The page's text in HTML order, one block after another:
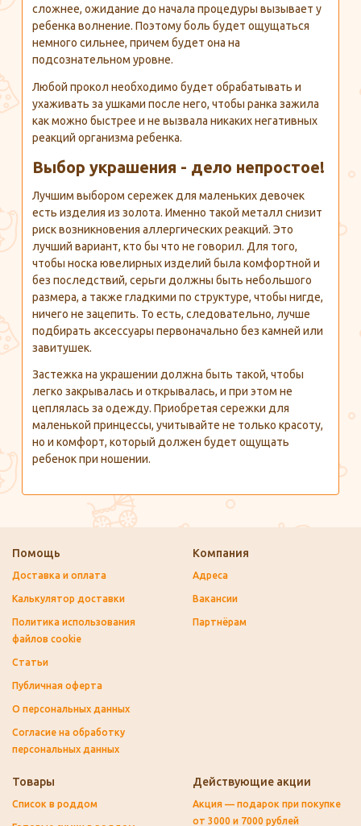
сложнее, ожидание до начала процедуры вызывает у
ребенка волнение. Поэтому боль будет ощущаться
немного сильнее, причем будет она на
подсознательном уровне.
Любой прокол необходимо будет обрабатывать и
ухаживать за ушками после него, чтобы ранка зажила
как можно быстрее и не вызвала никаких негативных
реакций организма ребенка.
Выбор украшения - дело непростое!
Лучшим выбором сережек для маленьких девочек
есть изделия из золота. Именно такой металл снизит
риск возникновения аллергических реакций. Это
лучший вариант, кто бы что не говорил. Для того,
чтобы носка ювелирных изделий была комфортной и
без последствий, серьги должны быть небольшого
размера, а также гладкими по структуре, чтобы нигде,
ничего не зацепить. То есть, следовательно, лучше
подбирать аксессуары первоначально без камней или
завитушек.
Застежка на украшении должна быть такой, чтобы
легко закрывалась и открывалась, и при этом не
цеплялась за одежду. Приобретая сережки для
маленькой принцессы, учитывайте не только красоту,
но и комфорт, который должен будет ощущать
ребенок при ношении.
Помощь
Доставка и оплата
Калькулятор доставки
Политика использования
файлов cookie
Статьи
Публичная оферта
О персональных данных
Согласие на обработку
персональных данных
Компания
Адреса
Вакансии
Партнёрам
Товары
Список в роддом
Действующие акции
Акция — подарок при покупке
от 3000 и 7000 рублей